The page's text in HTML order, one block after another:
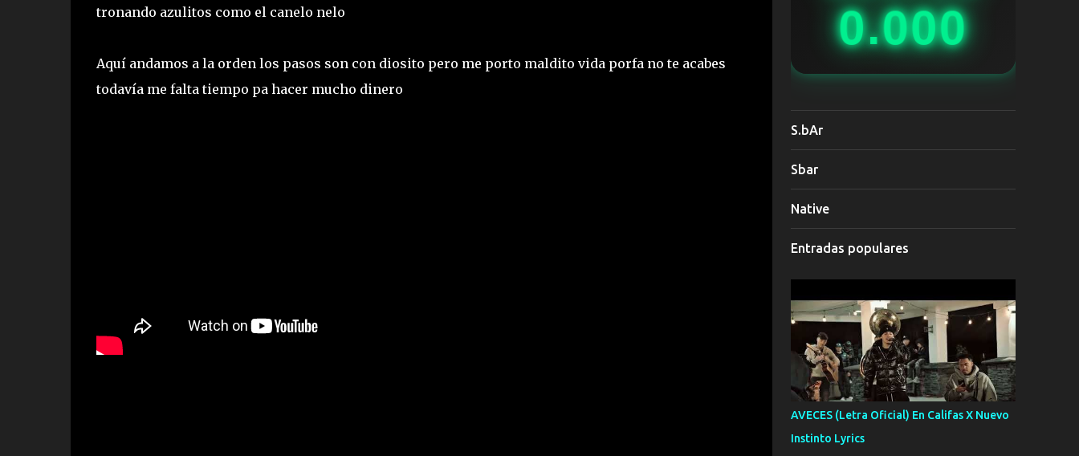
tronando azulitos como el canelo nelo
Aquí andamos a la orden los pasos son con diosito pero me porto maldito vida porfa no te acabes
todavía me falta tiempo pa hacer mucho dinero
0.000
S.bAr
Sbar
Native
Entradas populares
AVECES (Letra Oficial) En Califas X Nuevo
Instinto Lyrics